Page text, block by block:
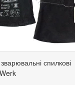
спилкові
Спотер для
точкового
Spot-9000G
Виробник: Tesla
Виробник:: Tesla-Weld
Тип:: Апарат точкового